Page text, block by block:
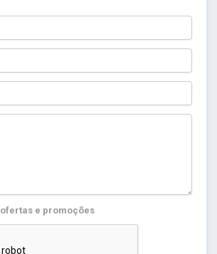
ofertas e promoções